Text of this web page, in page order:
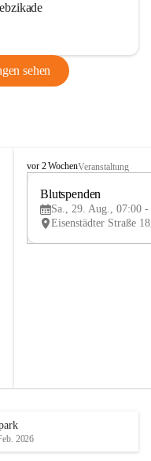
sehen
B
e
u
e
d
vor 2 WochenVeranstaltung
Blutspenden
Sa., 29. Aug., 07:00 -
2026